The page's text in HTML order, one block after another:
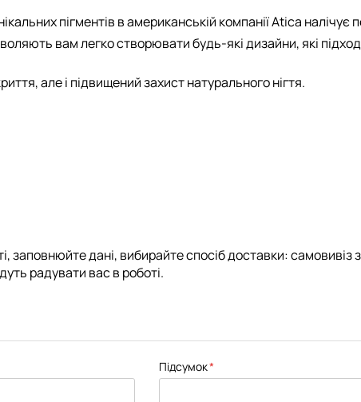
пігментів в американській компанії Atica налічує
вам легко створювати будь-які дизайни, які
але і підвищений захист натурального нігтя.
дані, вибирайте спосіб доставки: самовивіз з
радувати вас в роботі.
Підсумок